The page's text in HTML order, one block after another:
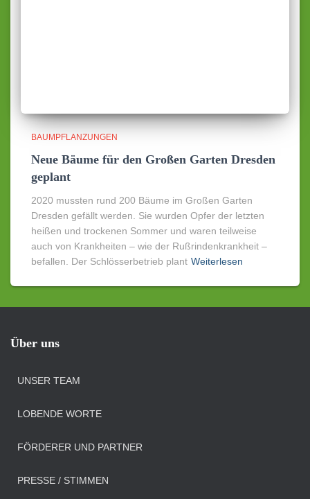
BAUMPFLANZUNGEN
Neue Bäume für den Großen Garten Dresden
geplant
2020 mussten rund 200 Bäume im Großen Garten
Dresden gefällt werden. Sie wurden Opfer der letzten
heißen und trockenen Sommer und waren teilweise
auch von Krankheiten – wie der Rußrindenkrankheit –
befallen. Der Schlösserbetrieb plant Weiterlesen
Über uns
UNSER TEAM
LOBENDE WORTE
FÖRDERER UND PARTNER
PRESSE / STIMMEN